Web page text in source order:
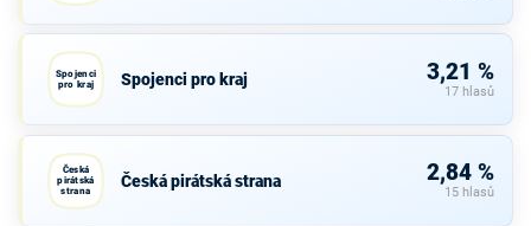
Spojenci
pro kraj
Spojenci pro kraj 3,21 %
17 hlasů
Česká
pirátská
strana
Česká pirátská strana 2,84 %
15 hlasů